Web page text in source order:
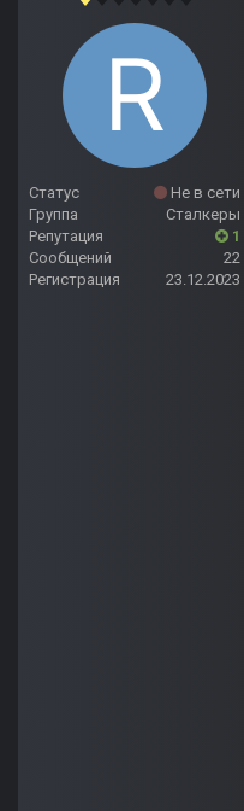
Статус
Не в сети
Группа
Сталкеры
Репутация
1
Сообщений
22
Регистрация
23.12.2023